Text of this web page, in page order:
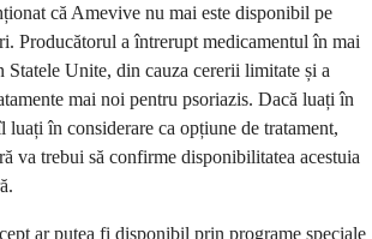
că Amevive nu mai este disponibil pe
Producătorul a întrerupt medicamentul în mai
Unite, din cauza cererii limitate și a
mai noi pentru psoriazis. Dacă luați în
luați în considerare ca opțiune de tratament,
va trebui să confirme disponibilitatea acestuia
ar putea fi disponibil prin programe speciale